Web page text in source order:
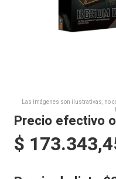
Las imágenes son ilustrativas, no
Precio efectivo
$